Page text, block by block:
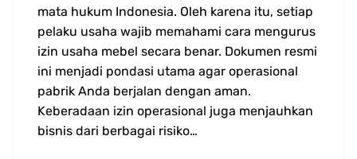
mata hukum Indonesia. Oleh karena itu, setiap
pelaku usaha wajib memahami cara mengurus
izin usaha mebel secara benar. Dokumen resmi
ini menjadi pondasi utama agar operasional
pabrik Anda berjalan dengan aman.
Keberadaan izin operasional juga menjauhkan
bisnis dari berbagai risiko…